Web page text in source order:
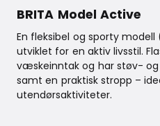
BRITA Model Active
En fleksibel og sporty modell
utviklet for en aktiv livsstil.
væskeinntak og har støv-
samt en praktisk stropp –
utendørsaktiviteter.